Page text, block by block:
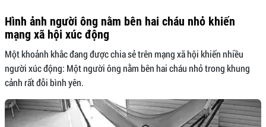
Hình ảnh người ông nằm bên hai cháu nhỏ khiến
mạng xã hội xúc động
Một khoảnh khắc đang được chia sẻ trên mạng xã hội khiến nhiều
người xúc động: Một người ông nằm bên hai cháu nhỏ trong khung
cảnh rất đỗi bình yên.